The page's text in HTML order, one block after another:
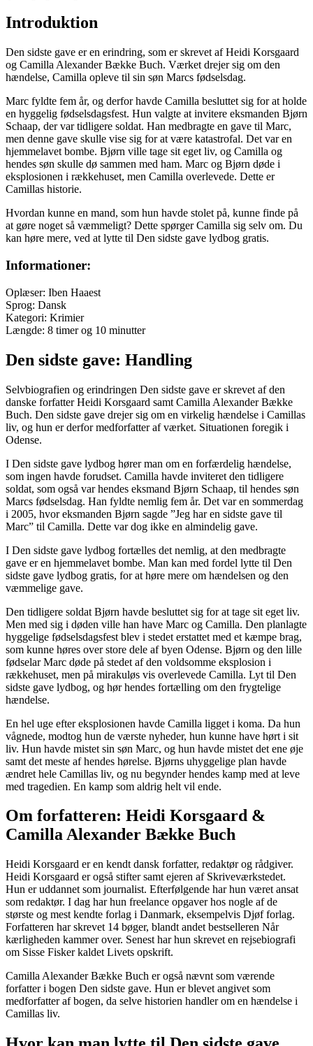
Introduktion
Den sidste gave er en erindring, som er skrevet af Heidi Korsgaard
og Camilla Alexander Bække Buch. Værket drejer sig om den
hændelse, Camilla opleve til sin søn Marcs fødselsdag.
Marc fyldte fem år, og derfor havde Camilla besluttet sig for at holde
en hyggelig fødselsdagsfest. Hun valgte at invitere eksmanden Bjørn
Schaap, der var tidligere soldat. Han medbragte en gave til Marc,
men denne gave skulle vise sig for at være katastrofal. Det var en
hjemmelavet bombe. Bjørn ville tage sit eget liv, og Camilla og
hendes søn skulle dø sammen med ham. Marc og Bjørn døde i
eksplosionen i rækkehuset, men Camilla overlevede. Dette er
Camillas historie.
Hvordan kunne en mand, som hun havde stolet på, kunne finde på
at gøre noget så væmmeligt? Dette spørger Camilla sig selv om. Du
kan høre mere, ved at lytte til Den sidste gave lydbog gratis.
Informationer:
Oplæser: Iben Haaest
Sprog: Dansk
Kategori: Krimier
Længde: 8 timer og 10 minutter
Den sidste gave: Handling
Selvbiografien og erindringen Den sidste gave er skrevet af den
danske forfatter Heidi Korsgaard samt Camilla Alexander Bække
Buch. Den sidste gave drejer sig om en virkelig hændelse i Camillas
liv, og hun er derfor medforfatter af værket. Situationen foregik i
Odense.
I Den sidste gave lydbog hører man om en forfærdelig hændelse,
som ingen havde forudset. Camilla havde inviteret den tidligere
soldat, som også var hendes eksmand Bjørn Schaap, til hendes søn
Marcs fødselsdag. Han fyldte nemlig fem år. Det var en sommerdag
i 2005, hvor eksmanden Bjørn sagde ”Jeg har en sidste gave til
Marc” til Camilla. Dette var dog ikke en almindelig gave.
I Den sidste gave lydbog fortælles det nemlig, at den medbragte
gave er en hjemmelavet bombe. Man kan med fordel lytte til Den
sidste gave lydbog gratis, for at høre mere om hændelsen og den
væmmelige gave.
Den tidligere soldat Bjørn havde besluttet sig for at tage sit eget liv.
Men med sig i døden ville han have Marc og Camilla. Den planlagte
hyggelige fødselsdagsfest blev i stedet erstattet med et kæmpe brag,
som kunne høres over store dele af byen Odense. Bjørn og den lille
fødselar Marc døde på stedet af den voldsomme eksplosion i
rækkehuset, men på mirakuløs vis overlevede Camilla. Lyt til Den
sidste gave lydbog, og hør hendes fortælling om den frygtelige
hændelse.
En hel uge efter eksplosionen havde Camilla ligget i koma. Da hun
vågnede, modtog hun de værste nyheder, hun kunne have hørt i sit
liv. Hun havde mistet sin søn Marc, og hun havde mistet det ene øje
samt det meste af hendes hørelse. Bjørns uhyggelige plan havde
ændret hele Camillas liv, og nu begynder hendes kamp med at leve
med tragedien. En kamp som aldrig helt vil ende.
Om forfatteren: Heidi Korsgaard &
Camilla Alexander Bække Buch
Heidi Korsgaard er en kendt dansk forfatter, redaktør og rådgiver.
Heidi Korsgaard er også stifter samt ejeren af Skriveværkstedet.
Hun er uddannet som journalist. Efterfølgende har hun været ansat
som redaktør. I dag har hun freelance opgaver hos nogle af de
største og mest kendte forlag i Danmark, eksempelvis Djøf forlag.
Forfatteren har skrevet 14 bøger, blandt andet bestselleren Når
kærligheden kammer over. Senest har hun skrevet en rejsebiografi
om Sisse Fisker kaldet Livets opskrift.
Camilla Alexander Bække Buch er også nævnt som værende
forfatter i bogen Den sidste gave. Hun er blevet angivet som
medforfatter af bogen, da selve historien handler om en hændelse i
Camillas liv.